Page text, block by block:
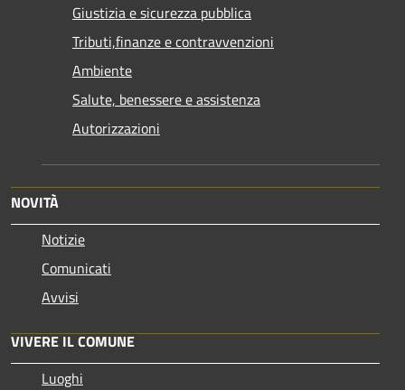
Giustizia e sicurezza pubblica
Tributi,finanze e contravvenzioni
Ambiente
Salute, benessere e assistenza
Autorizzazioni
NOVITÀ
Notizie
Comunicati
Avvisi
VIVERE IL COMUNE
Luoghi